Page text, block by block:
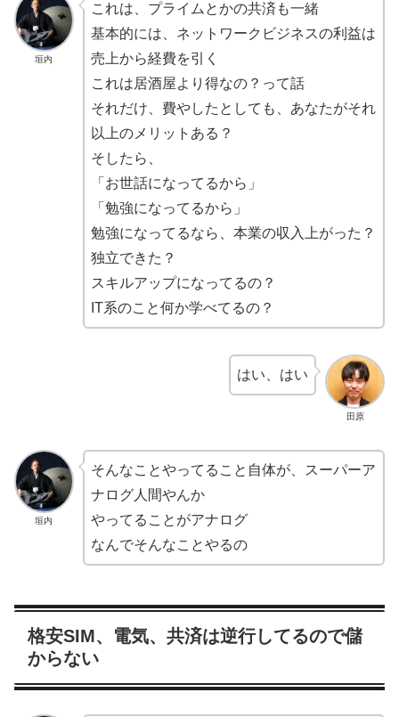
垣内
これは、プライムとかの共済も一緒
基本的には、ネットワークビジネスの利益は
売上から経費を引く
これは居酒屋より得なの？って話
それだけ、費やしたとしても、あなたがそれ
以上のメリットある？
そしたら、
「お世話になってるから」
「勉強になってるから」
勉強になってるなら、本業の収入上がった？
独立できた？
スキルアップになってるの？
IT系のこと何か学べてるの？
田原
はい、はい
垣内
そんなことやってること自体が、スーパーア
ナログ人間やんか
やってることがアナログ
なんでそんなことやるの
格安SIM、電気、共済は逆行してるので儲
からない